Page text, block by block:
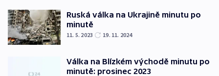
Ruská válka na Ukrajině minutu po
minutě
11. 5. 2023 19. 11. 2024
Válka na Blízkém východě minutu po
minutě: prosinec 2023